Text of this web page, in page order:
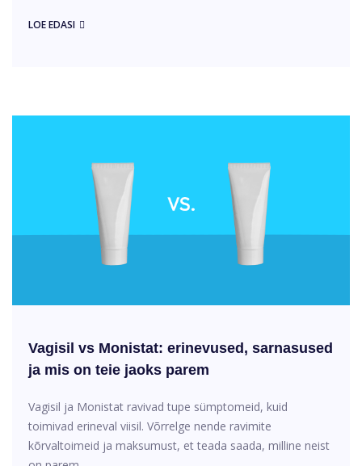
LOE EDASI
Vagisil vs Monistat: erinevused, sarnasused
ja mis on teie jaoks parem
Vagisil ja Monistat ravivad tupe sümptomeid, kuid
toimivad erineval viisil. Võrrelge nende ravimite
kõrvaltoimeid ja maksumust, et teada saada, milline neist